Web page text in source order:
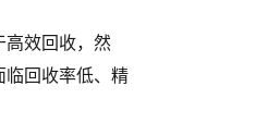
效回收，然
回收率低、精